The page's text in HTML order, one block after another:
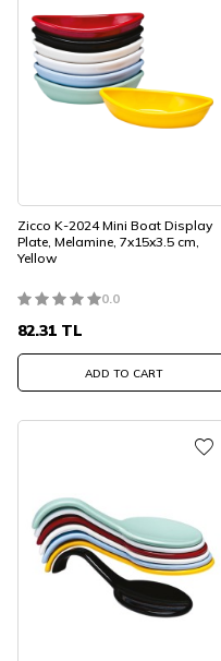
Zicco K-2024 Mini Boat Display
Plate, Melamine, 7x15x3.5 cm,
Yellow
0.0
82.31 TL
ADD TO CART